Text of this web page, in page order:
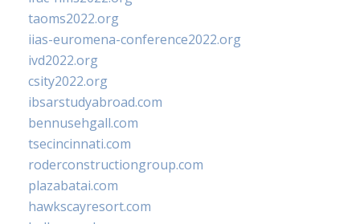
taoms2022.org
iias-euromena-conference2022.org
ivd2022.org
csity2022.org
ibsarstudyabroad.com
bennusehgall.com
tsecincinnati.com
roderconstructiongroup.com
plazabatai.com
hawkscayresort.com